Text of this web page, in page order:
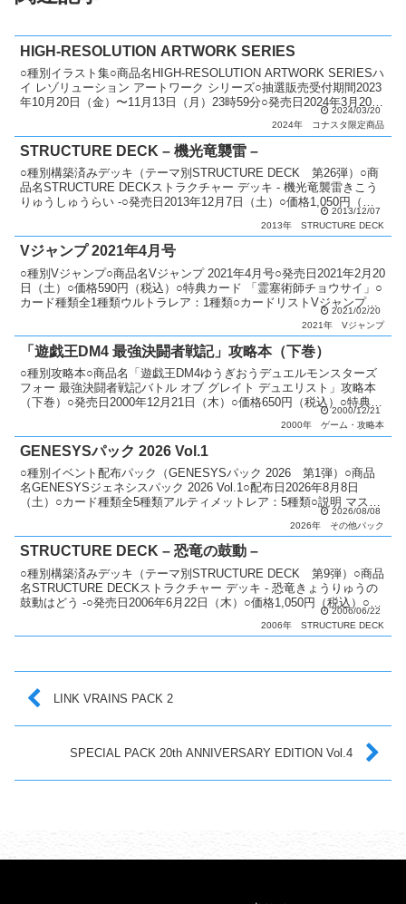
HIGH-RESOLUTION ARTWORK SERIES
○種別イラスト集○商品名HIGH-RESOLUTION ARTWORK SERIESハ
イ レゾリューション アートワーク シリーズ○抽選販売受付期間2023
年10月20日（金）〜11月13日（月）23時59分○発売日2024年3月20日
2024/03/20
2024年
コナスタ限定商品
STRUCTURE DECK – 機光竜襲雷 –
○種別構築済みデッキ（テーマ別STRUCTURE DECK 第26弾）○商
品名STRUCTURE DECKストラクチャー デッキ - 機光竜襲雷きこう
りゅうしゅうらい -○発売日2013年12月7日（土）○価格1,050円（税
2013/12/07
2013年
STRUCTURE DECK
Vジャンプ 2021年4月号
○種別Vジャンプ○商品名Vジャンプ 2021年4月号○発売日2021年2月20
日（土）○価格590円（税込）○特典カード 「霊塞術師チョウサイ」○
カード種類全1種類ウルトラレア：1種類○カードリストVジャンプ
2021/02/20
2021年
Vジャンプ
「遊戯王DM4 最強決闘者戦記」攻略本（下巻）
○種別攻略本○商品名「遊戯王DM4ゆうぎおうデュエルモンスターズ
フォー 最強決闘者戦記バトル オブ グレイト デュエリスト」攻略本
（下巻）○発売日2000年12月21日（木）○価格650円（税込）○特典カ
2000/12/21
2000年
ゲーム・攻略本
GENESYSパック 2026 Vol.1
○種別イベント配布パック（GENESYSパック 2026 第1弾）○商品
名GENESYSジェネシスパック 2026 Vol.1○配布日2026年8月8日
（土）○カード種類全5種類アルティメットレア：5種類○説明 マスタ
2026/08/08
2026年
その他パック
STRUCTURE DECK – 恐竜の鼓動 –
○種別構築済みデッキ（テーマ別STRUCTURE DECK 第9弾）○商品
名STRUCTURE DECKストラクチャー デッキ - 恐竜きょうりゅうの
鼓動はどう -○発売日2006年6月22日（木）○価格1,050円（税込）○商
2006/06/22
2006年
STRUCTURE DECK
LINK VRAINS PACK 2
SPECIAL PACK 20th ANNIVERSARY EDITION Vol.4